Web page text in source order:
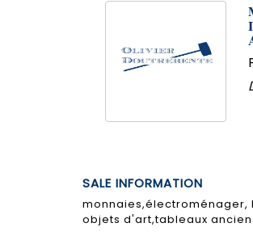
SALE INFORMATION
objets d'art,tableaux